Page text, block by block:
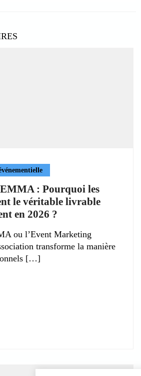
: Pourquoi les
le véritable livrable
en 2026 ?
ou l’Event Marketing
transforme la manière